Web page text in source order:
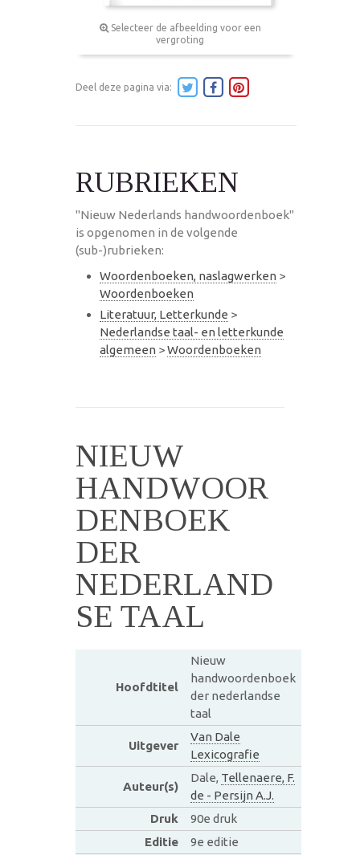
Selecteer de afbeelding voor een
vergroting
Deel deze pagina via:
RUBRIEKEN
"Nieuw Nederlands handwoordenboek"
is opgenomen in de volgende
(sub-)rubrieken:
Woordenboeken, naslagwerken >
Woordenboeken
Literatuur, Letterkunde >
Nederlandse taal- en letterkunde
algemeen >Woordenboeken
NIEUW
HANDWOOR
DENBOEK
DER
NEDERLAND
SE TAAL
Hoofdtitel
Nieuw
handwoordenboek
der nederlandse
taal
Uitgever
Van Dale
Lexicografie
Auteur(s)
Dale, Tellenaere, F.
de - Persijn A.J.
Druk
90e druk
Editie
9e editie